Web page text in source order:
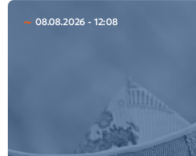
08.08.2026 - 12:08